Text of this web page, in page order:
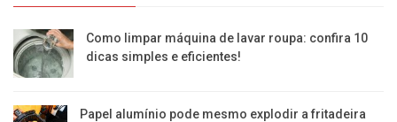
Como limpar máquina de lavar roupa: confira 10
dicas simples e eficientes!
Papel alumínio pode mesmo explodir a fritadeira